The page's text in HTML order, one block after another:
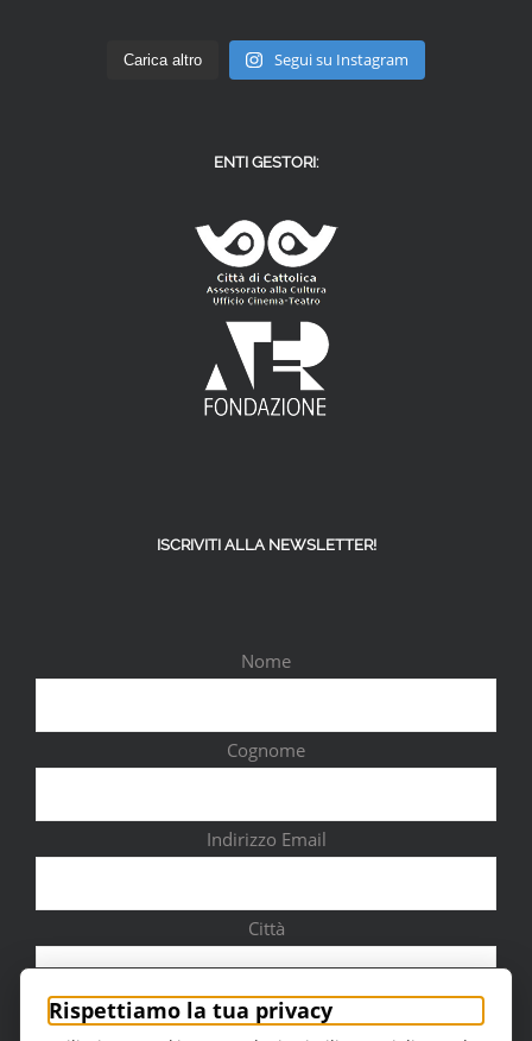
Carica altro Segui su Instagram
ENTI GESTORI:
ISCRIVITI ALLA NEWSLETTER!
Nome
Cognome
Indirizzo Email
Città
Rispettiamo la tua privacy